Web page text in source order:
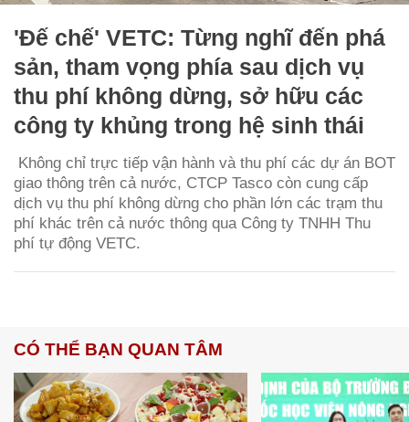
'Đế chế' VETC: Từng nghĩ đến phá
sản, tham vọng phía sau dịch vụ
thu phí không dừng, sở hữu các
công ty khủng trong hệ sinh thái
Không chỉ trực tiếp vận hành và thu phí các dự án BOT
giao thông trên cả nước, CTCP Tasco còn cung cấp
dịch vụ thu phí không dừng cho phần lớn các trạm thu
phí khác trên cả nước thông qua Công ty TNHH Thu
phí tự động VETC.
CÓ THỂ BẠN QUAN TÂM